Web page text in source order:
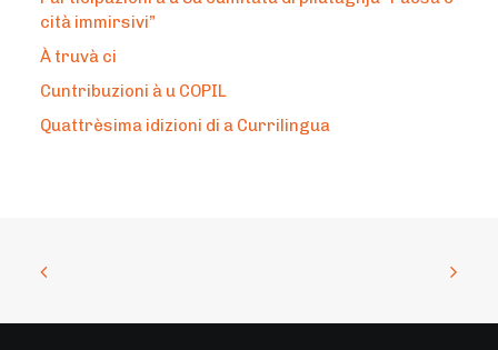
cità immirsivi”
À truvà ci
Cuntribuzioni à u COPIL
Quattrèsima idizioni di a Currilingua